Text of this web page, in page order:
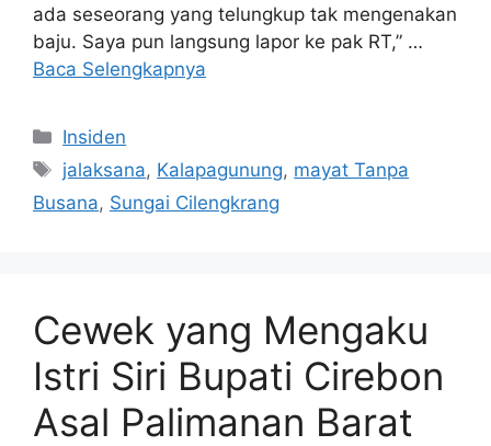
ada seseorang yang telungkup tak mengenakan
baju. Saya pun langsung lapor ke pak RT,” …
Baca Selengkapnya
Kategori
Insiden
Tag
jalaksana, Kalapagunung, mayat Tanpa
Busana, Sungai Cilengkrang
Cewek yang Mengaku
Istri Siri Bupati Cirebon
Asal Palimanan Barat